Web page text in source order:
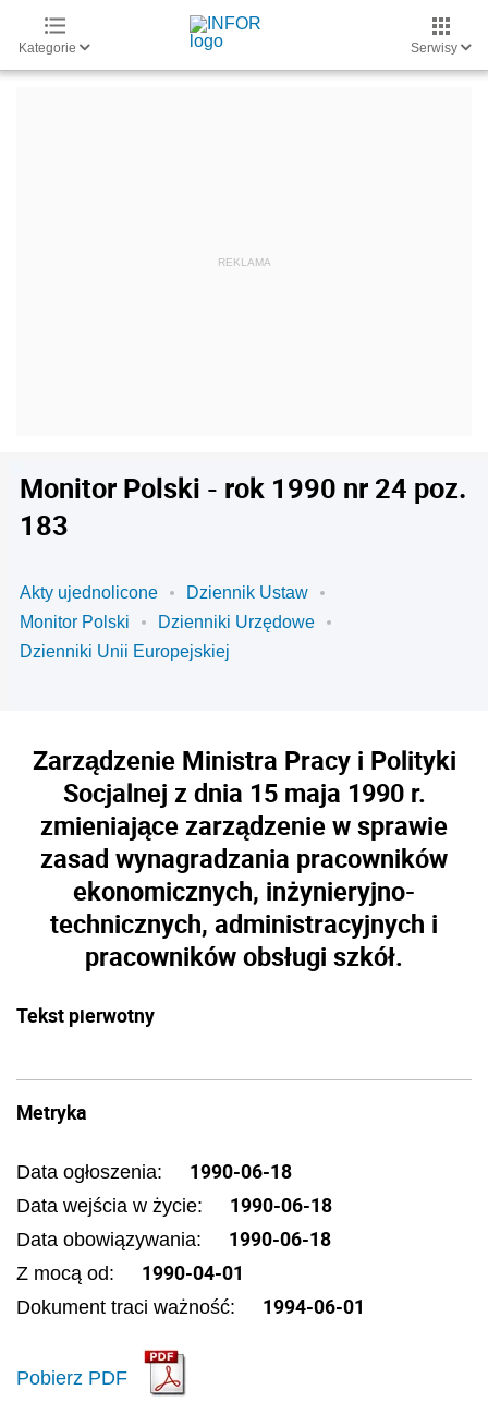
Kategorie Serwisy
Monitor Polski - rok 1990 nr 24 poz.
183
Akty ujednolicone
Dziennik Ustaw
Monitor Polski
Dzienniki Urzędowe
Dzienniki Unii Europejskiej
Zarządzenie Ministra Pracy i Polityki
Socjalnej z dnia 15 maja 1990 r.
zmieniające zarządzenie w sprawie
zasad wynagradzania pracowników
ekonomicznych, inżynieryjno-
technicznych, administracyjnych i
pracowników obsługi szkół.
Tekst pierwotny
Metryka
Data ogłoszenia: 1990-06-18
Data wejścia w życie: 1990-06-18
Data obowiązywania: 1990-06-18
Z mocą od: 1990-04-01
Dokument traci ważność: 1994-06-01
Pobierz PDF